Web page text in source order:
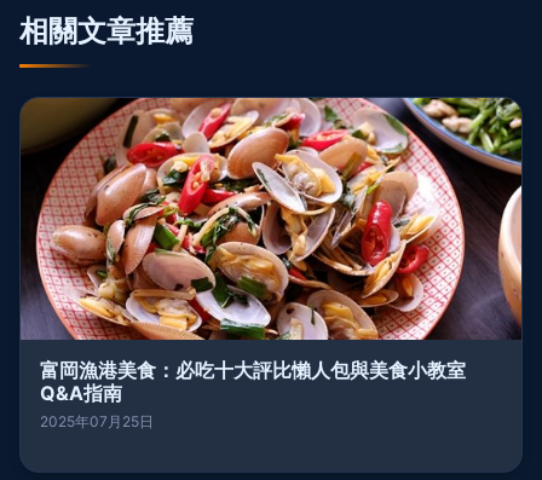
相關文章推薦
富岡漁港美食：必吃十大評比懶人包與美食小教室
Q&A指南
2025年07月25日